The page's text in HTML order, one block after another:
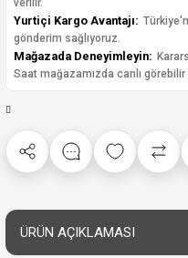
verilir.
Yurtiçi Kargo Avantajı:
gönderim sağlıyoruz.
Mağazada Deneyimleyin:
Saat mağazamızda canlı
ÜRÜN AÇIKLAMASI